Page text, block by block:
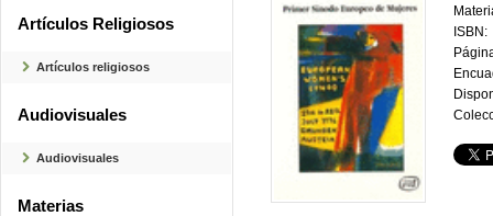
Artículos Religiosos
Artículos religiosos
Audiovisuales
Audiovisuales
Materias
ISBN: